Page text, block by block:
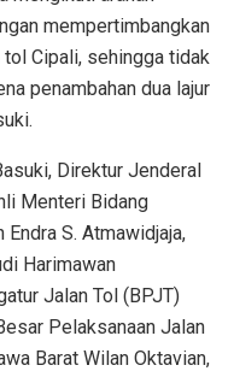
mempertimbangkan
Cipali, sehingga tidak
penambahan dua lajur
Direktur Jenderal
Menteri Bidang
S. Atmawidjaja,
Harimawan
Jalan Tol (BPJT)
Pelaksanaan Jalan
Barat Wilan Oktavian,